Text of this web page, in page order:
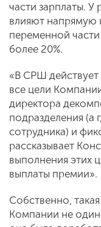
части зарплаты. У
влияют напрямую
переменной
более 20%.
«В СРШ действует
все цели
директора
подразделения (а
сотрудника) и
рассказывает
выполнения этих
выплаты премии».
Собственно,
Компании не